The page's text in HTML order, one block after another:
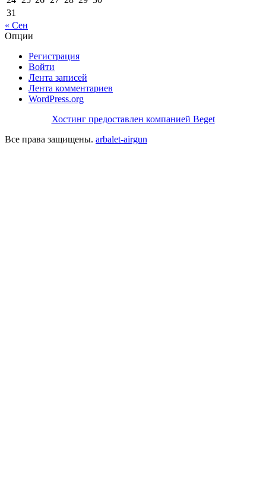
31
« Сен
Опции
Регистрация
Войти
Лента записей
Лента комментариев
WordPress.org
Хостинг предоставлен компанией Beget
Все права защищены. arbalet-airgun